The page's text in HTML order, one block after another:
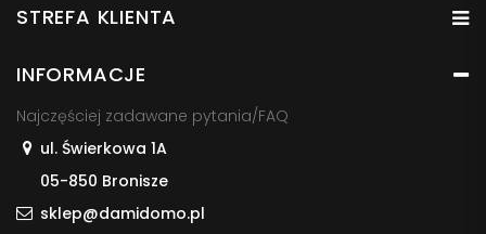
STREFA KLIENTA
INFORMACJE
Najczęściej zadawane pytania/FAQ
ul. Świerkowa 1A
05-850 Bronisze
sklep@damidomo.pl